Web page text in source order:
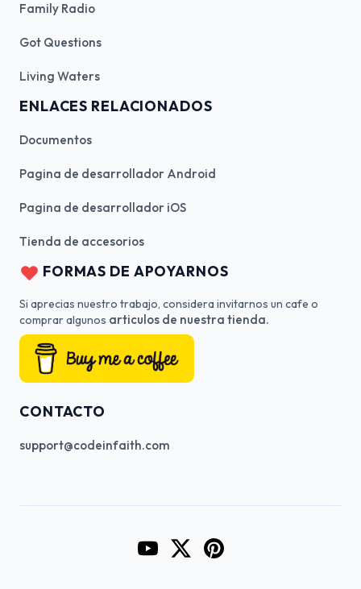
Family Radio
Got Questions
Living Waters
ENLACES RELACIONADOS
Documentos
Pagina de desarrollador Android
Pagina de desarrollador iOS
Tienda de accesorios
FORMAS DE APOYARNOS
Si aprecias nuestro trabajo, considera invitarnos un cafe o
comprar algunos articulos de nuestra tienda.
CONTACTO
support@codeinfaith.com
Go to CodeInFaith's YouTube
Go to CodeInFaith's Twitter
Go to CodeInFaith's